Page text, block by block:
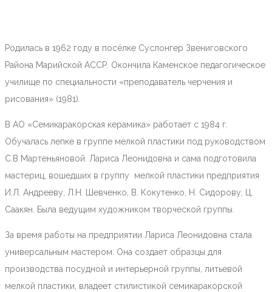
Родилась в 1962 году в посёлке Суслонгер Звениговского
Района Марийской АССР. Окончила Каменское педагогическое
училище по специальности «преподаватель черчения и
рисования» (1981).
В АО «Семикаракорская керамика» работает с 1984 г.
Обучалась лепке в группе мелкой пластики под руководством
С.В Мартеньяновой. Лариса Леонидовна и сама подготовила
мастериц, вошедших в группу мелкой пластики предприятия
И.Л. Андрееву, Л.Н. Шевченко, В. Кокутенко, Н. Сидорову, Ц.
Саакян. Была ведущим художником творческой группы.
За время работы на предприятии Лариса Леонидовна стала
универсальным мастером. Она создает образцы для
производства посудной и интерьерной группы, литьевой
мелкой пластики, владеет стилистикой семикаракорской